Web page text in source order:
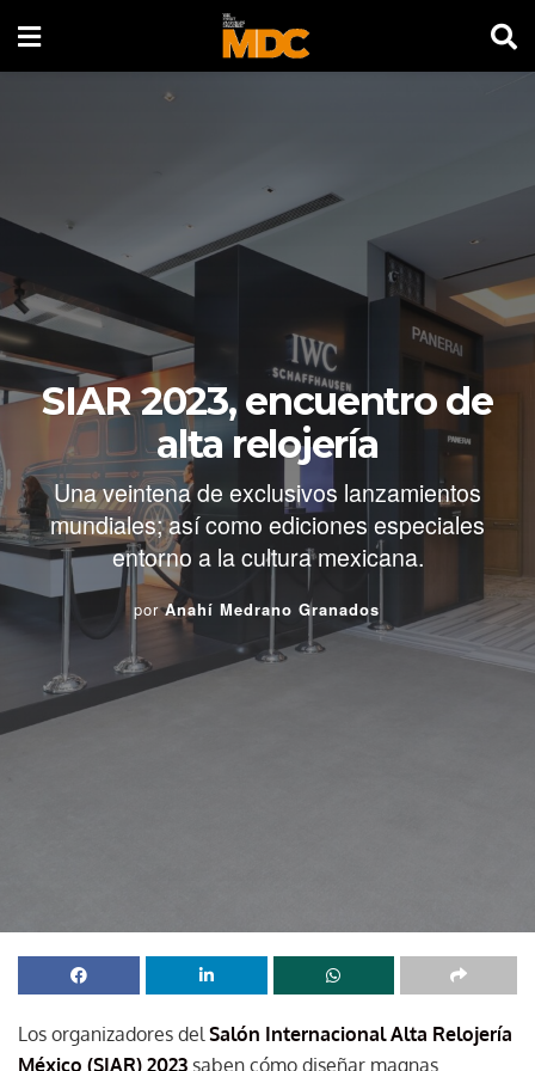
SIAR 2023, encuentro de
alta relojería
Una veintena de exclusivos lanzamientos
mundiales; así como ediciones especiales
entorno a la cultura mexicana.
por Anahí Medrano Granados
Los organizadores delSalón Internacional Alta Relojería
México (SIAR) 2023 saben cómo diseñar magnas